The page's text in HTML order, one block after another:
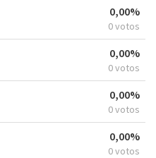
0,00%
0 votos
0,00%
0 votos
0,00%
0 votos
0,00%
0 votos